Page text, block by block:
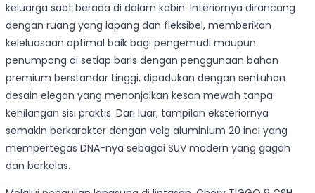
keluarga saat berada di dalam kabin. Interiornya dirancang
dengan ruang yang lapang dan fleksibel, memberikan
keleluasaan optimal baik bagi pengemudi maupun
penumpang di setiap baris dengan penggunaan bahan
premium berstandar tinggi, dipadukan dengan sentuhan
desain elegan yang menonjolkan kesan mewah tanpa
kehilangan sisi praktis. Dari luar, tampilan eksteriornya
semakin berkarakter dengan velg aluminium 20 inci yang
mempertegas DNA-nya sebagai SUV modern yang gagah
dan berkelas.